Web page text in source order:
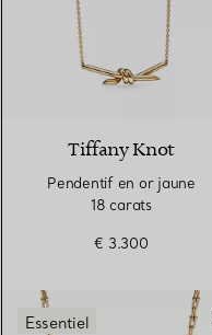
Tiffany Knot
Pendentif en or jaune
18 carats
€ 3.300
Essentiel